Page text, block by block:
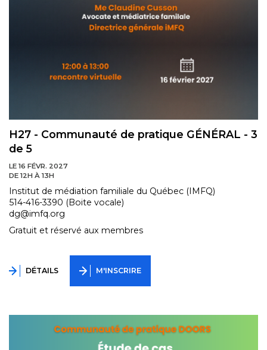
H27 - Communauté de pratique GÉNÉRAL - 3
de 5
LE 16 FÉVR. 2027
DE 12H À 13H
Institut de médiation familiale du Québec (IMFQ)
514-416-3390 (Boite vocale)
dg@imfq.org
Gratuit et réservé aux membres
DÉTAILS M'INSCRIRE